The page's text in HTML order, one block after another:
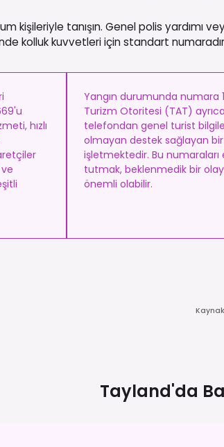
kişileriyle tanışın. Genel polis yardımı
kolluk kuvvetleri için standart
hızlı
Yangın durumunda numara
Turizm Otoritesi (TAT)
telefondan genel turist
olmayan destek sağlayan bir
işletmektedir. Bu numaraları
tutmak, beklenmedik bir olay
önemli olabilir.
Kaynak
Tayland'da